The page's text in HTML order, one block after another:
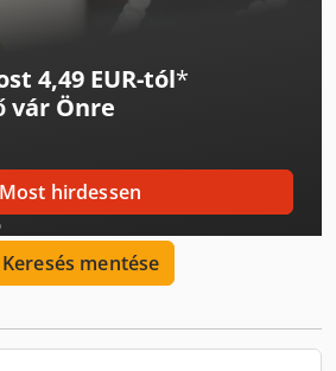
0,4 kW Tápellátás: 400 V –
4,49 EUR-tól*
vár Önre
Most hirdessen
Keresés mentése